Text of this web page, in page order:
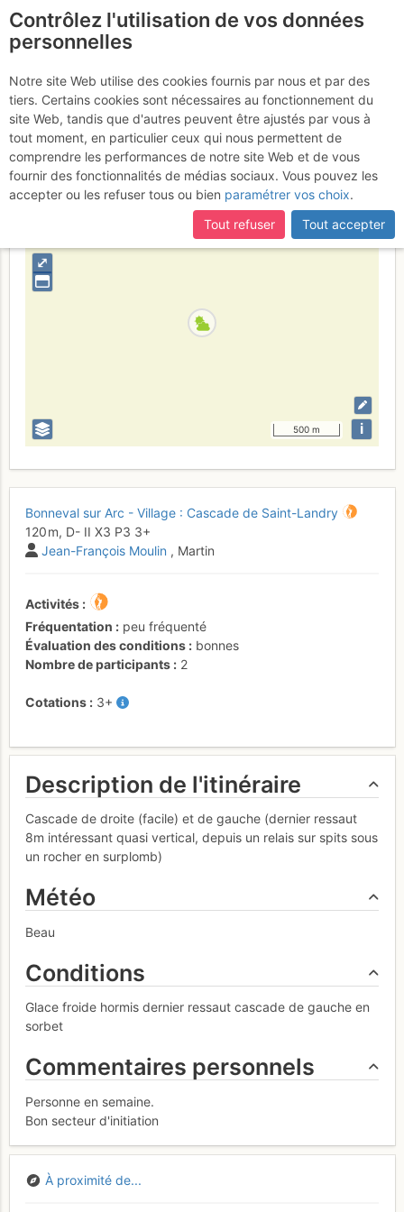
Bessans : Cascade de
Saint Landry
Mardi 10 janvier 2017
France Savoie Alpes Grées - Charbonnel
⤢
500 m i
Bonneval sur Arc - Village : Cascade de Saint-Landry
120 m, D- II X3 P3 3+
Jean-François Moulin , Martin
Activités
Fréquentation
peu fréquenté
Évaluation des conditions
bonnes
Nombre de participants
2
Cotations 3+
Description de l'itinéraire
Cascade de droite (facile) et de gauche (dernier ressaut
8m intéressant quasi vertical, depuis un relais sur spits sous
un rocher en surplomb)
Météo
Beau
Conditions
Glace froide hormis dernier ressaut cascade de gauche en
sorbet
Commentaires personnels
Personne en semaine.
Bon secteur d'initiation
À proximité de...
Contrôlez l'utilisation de vos données
personnelles
Notre site Web utilise des cookies fournis par nous et par des
tiers. Certains cookies sont nécessaires au fonctionnement du
site Web, tandis que d'autres peuvent être ajustés par vous à
tout moment, en particulier ceux qui nous permettent de
comprendre les performances de notre site Web et de vous
fournir des fonctionnalités de médias sociaux. Vous pouvez les
accepter ou les refuser tous ou bien paramétrer vos choix.
Tout refuser
Tout accepter